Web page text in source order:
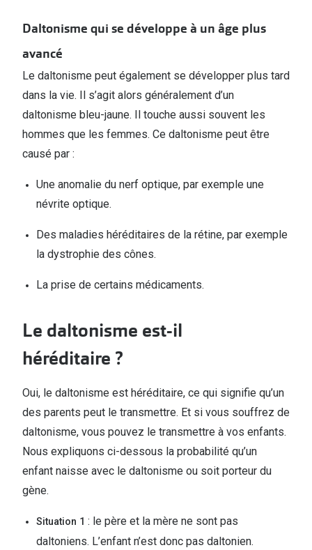
Daltonisme qui se développe à un âge plus
avancé
Le daltonisme peut également se développer plus tard
dans la vie. Il s’agit alors généralement d’un
daltonisme bleu-jaune. Il touche aussi souvent les
hommes que les femmes. Ce daltonisme peut être
causé par :
Une anomalie du nerf optique, par exemple une
névrite optique.
Des maladies héréditaires de la rétine, par exemple
la dystrophie des cônes.
La prise de certains médicaments.
Le daltonisme est-il
héréditaire ?
Oui, le daltonisme est héréditaire, ce qui signifie qu’un
des parents peut le transmettre. Et si vous souffrez de
daltonisme, vous pouvez le transmettre à vos enfants.
Nous expliquons ci-dessous la probabilité qu’un
enfant naisse avec le daltonisme ou soit porteur du
gène.
Situation 1 : le père et la mère ne sont pas
daltoniens. L’enfant n’est donc pas daltonien.